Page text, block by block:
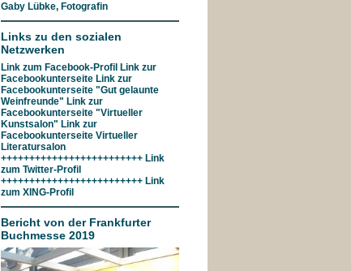
Gaby Lübke, Fotografin
Links zu den sozialen
Netzwerken
Link zum Facebook-Profil Link zur
Facebookunterseite Link zur
Facebookunterseite "Gut gelaunte
Weinfreunde" Link zur
Facebookunterseite "Virtueller
Kunstsalon" Link zur
Facebookunterseite Virtueller
Literatursalon
+++++++++++++++++++++++++ Link
zum Twitter-Profil
+++++++++++++++++++++++++ Link
zum XING-Profil
Bericht von der Frankfurter
Buchmesse 2019